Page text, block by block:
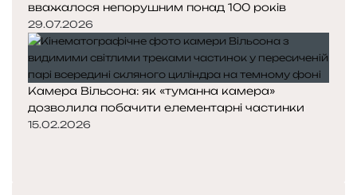
вважалося непорушним понад 100 років
29.07.2026
Камера Вільсона: як «туманна камера»
дозволила побачити елементарні частинки
15.02.2026